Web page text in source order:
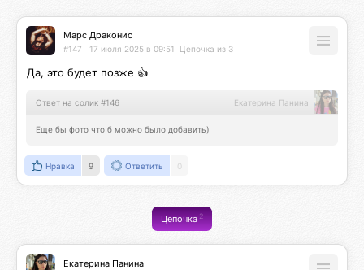
Марс Драконис
#147 17 июля 2025 в 09:51 Цепочка из 3
Да, это будет позже 👍
Ответ на солик #146 Екатерина Панина
Еще бы фото что б можно было добавить)
Нравка 9 Ответить 0
Цепочка2
Екатерина Панина